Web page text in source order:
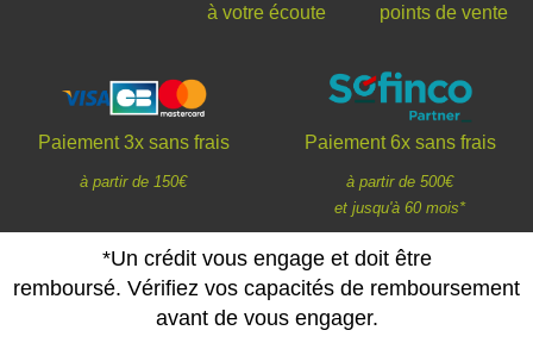
à votre écoute
points de vente
Paiement 3x sans frais
à partir de 150€
Paiement 6x sans frais
à partir de 500€
et jusqu'à 60 mois*
*Un crédit vous engage et doit être
remboursé. Vérifiez vos capacités de remboursement
avant de vous engager.